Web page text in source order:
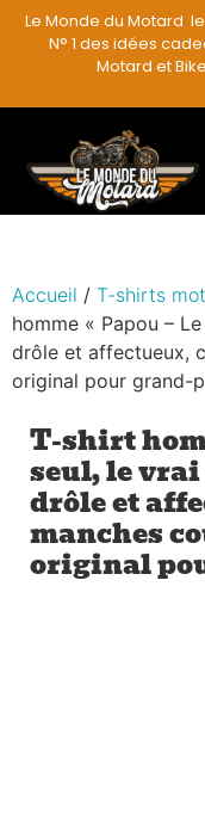
Le Monde du Motard
N° 1 des idées
Motard et
Accueil / T-shirts
homme « Papou –
drôle et affectueux,
original pour grand-
T-shirt
seul, le vrai
drôle et
manches
original